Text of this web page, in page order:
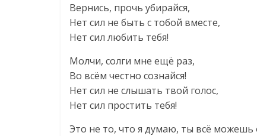
Вернись, прочь убирайся,
Нет сил не быть с тобой вместе,
Нет сил любить тебя!
Молчи, солги мне ещё раз,
Во всём честно сознайся!
Нет сил не слышать твой голос,
Нет сил простить тебя!
Это не то, что я думаю, ты всё можешь